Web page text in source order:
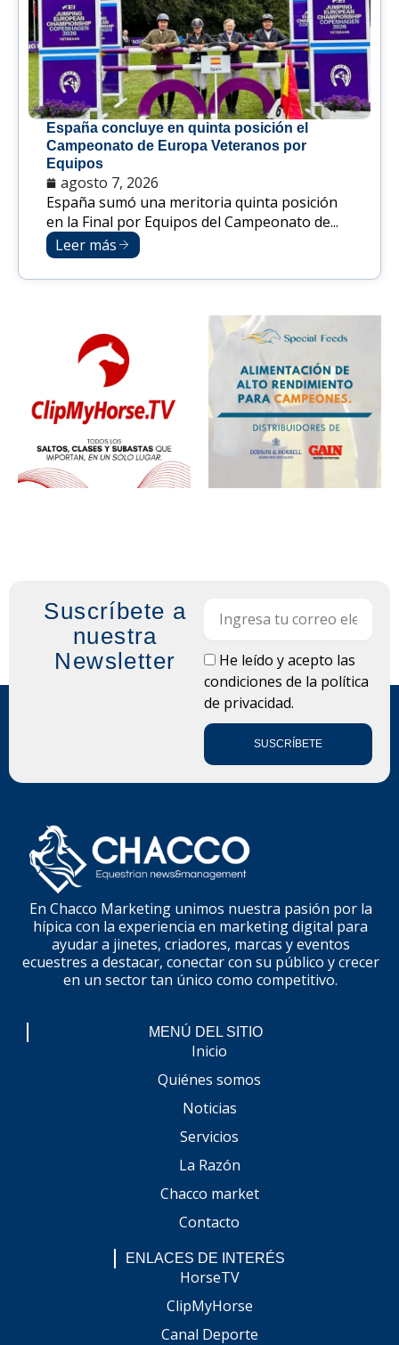
España concluye en quinta posición el
Campeonato de Europa Veteranos por
Equipos
agosto 7, 2026
España sumó una meritoria quinta posición
en la Final por Equipos del Campeonato de...
Leer más
Suscríbete a
nuestra
Newsletter
LOPDHe leído y acepto las
condiciones de la política
de privacidad.
SUSCRÍBETE
En Chacco Marketing unimos nuestra pasión por la
hípica con la experiencia en marketing digital para
ayudar a jinetes, criadores, marcas y eventos
ecuestres a destacar, conectar con su público y crecer
en un sector tan único como competitivo.
MENÚ DEL SITIO
Inicio
Quiénes somos
Noticias
Servicios
La Razón
Chacco market
Contacto
ENLACES DE INTERÉS
HorseTV
ClipMyHorse
Canal Deporte